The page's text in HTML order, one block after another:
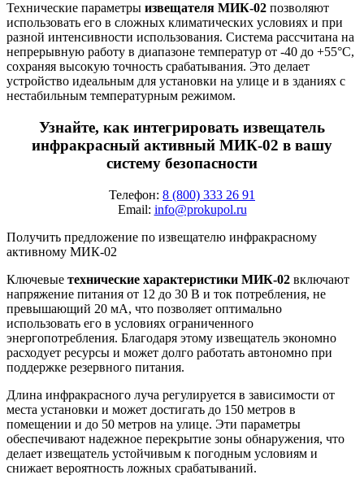
Технические параметры извещателя МИК-02 позволяют
использовать его в сложных климатических условиях и при
разной интенсивности использования. Система рассчитана на
непрерывную работу в диапазоне температур от -40 до +55°C,
сохраняя высокую точность срабатывания. Это делает
устройство идеальным для установки на улице и в зданиях с
нестабильным температурным режимом.
Узнайте, как интегрировать извещатель
инфракрасный активный МИК-02 в вашу
систему безопасности
Телефон: 8 (800) 333 26 91
Email: info@prokupol.ru
Получить предложение по извещателю инфракрасному
активному МИК-02
Ключевые технические характеристики МИК-02 включают
напряжение питания от 12 до 30 В и ток потребления, не
превышающий 20 мА, что позволяет оптимально
использовать его в условиях ограниченного
энергопотребления. Благодаря этому извещатель экономно
расходует ресурсы и может долго работать автономно при
поддержке резервного питания.
Длина инфракрасного луча регулируется в зависимости от
места установки и может достигать до 150 метров в
помещении и до 50 метров на улице. Эти параметры
обеспечивают надежное перекрытие зоны обнаружения, что
делает извещатель устойчивым к погодным условиям и
снижает вероятность ложных срабатываний.